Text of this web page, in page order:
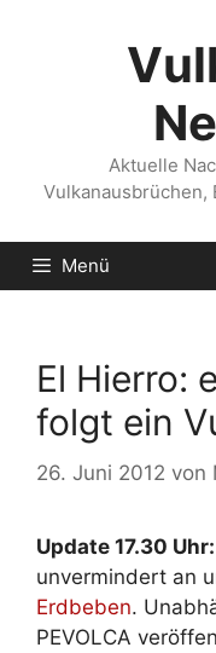
Aktuelle
Vulkanausbrüchen,
Menü
El Hierro:
folgt ein
26. Juni 2012 von
Update 17.30 Uhr:
unvermindert an
Erdbeben.
PEVOLCA